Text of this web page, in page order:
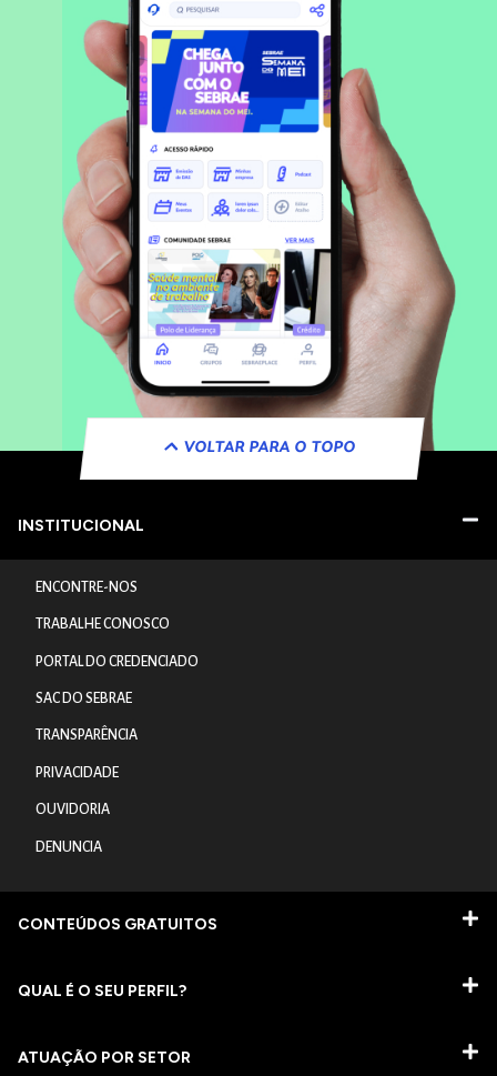
VOLTAR PARA O TOPO
INSTITUCIONAL
ENCONTRE-NOS
TRABALHE CONOSCO
PORTAL DO CREDENCIADO
SAC DO SEBRAE
TRANSPARÊNCIA
PRIVACIDADE
OUVIDORIA
DENUNCIA
CONTEÚDOS GRATUITOS
QUAL É O SEU PERFIL?
ATUAÇÃO POR SETOR